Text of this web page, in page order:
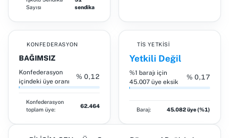
Sayısı
sendika
KONFEDERASYON
BAĞIMSIZ
Konfederasyon
içindeki üye oranı
% 0,12
Konfederasyon
toplam üye:
62.464
TİS YETKISI
Yetkili Değil
%1 barajı için
45.007 üye eksik
% 0,17
Baraj: 45.082 üye (%1)